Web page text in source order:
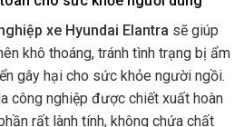
xe Hyundai Elantra sẽ giúp
khô thoáng, tránh tình trạng bị ẩm
gây hại cho sức khỏe người ngồi.
công nghiệp được chiết xuất hoàn
rất lành tính, không chứa chất